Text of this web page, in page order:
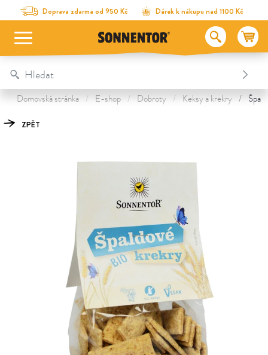
Na obsah stránky
Na seznam obsahu
Na menu Doprava zdarma od 950 Kč Dárek k nákupu nad 1100 Kč
Table Of Content
Špaldové krekry
Objevte další poklady
Domovská stránka E-shop Dobroty Keksy a krekry
ZPĚT